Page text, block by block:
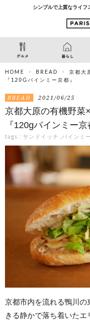
シンプルで上質なライフ
HOME BREAD
京都大
『120Gバインミー京都』
BREAD 2021/06/25
京都大原の有機野菜
『120gバインミー京
tags : サンドイッチ バインミー
京都市内を流れる鴨川
きる静かで落ち着いた